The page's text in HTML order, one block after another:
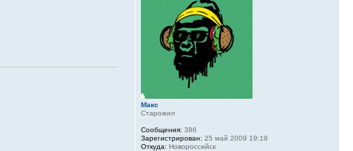
Макс
Старожил
Сообщения: 386
Зарегистрирован: 25 май 2009 19:19
Откуда: Новороссийск